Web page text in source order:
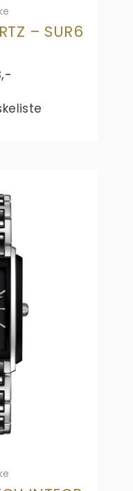
– SUR6
,-